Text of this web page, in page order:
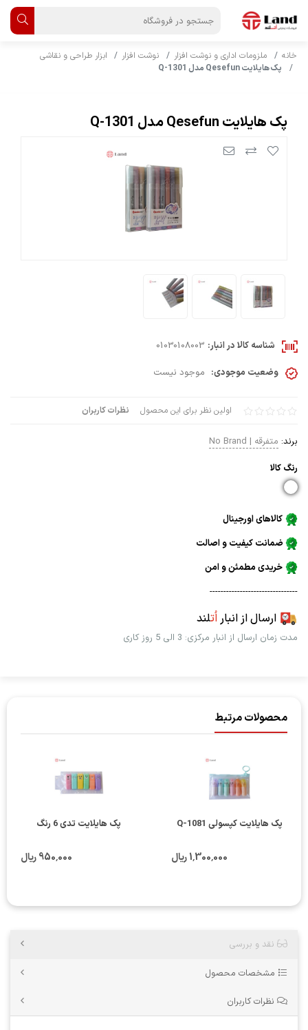
خانه ملزومات اداری و نوشت افزار نوشت افزار
ابزار طراحی و نقاشی
پک هایلایت Qesefun مدل Q-1301
پک هایلایت Qesefun مدل Q-1301
اولین نظر برای این محصول نظرات کاربران
برند: متفرقه | No Brand
رنگ كالا
کالاهای اورجینال
ضمانت کیفیت و اصالت
خریدی مطمئن و امن
--------------------------------
ارسال از انباراُتلند
مدت زمان ارسال از انبار مرکزی: 3 الی 5 روز کاری
شناسه کالا در انبار: 01030108003
وضعیت موجودی: موجود نیست
محصولات مرتبط
پک هایلایت کپسولی Q-1081
1٬300٬000 ریال
پک هایلایت تدی 6 رنگ
950٬000 ریال
نقد و بررسی
مشخصات محصول
نظرات کاربران